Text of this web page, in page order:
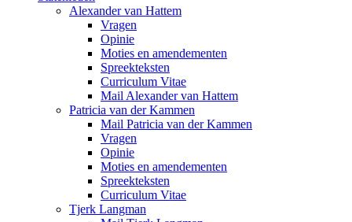
Alexander van Hattem
Vragen
Opinie
Moties en amendementen
Spreekteksten
Curriculum Vitae
Mail Alexander van Hattem
Patricia van der Kammen
Mail Patricia van der Kammen
Vragen
Opinie
Moties en amendementen
Spreekteksten
Curriculum Vitae
Tjerk Langman